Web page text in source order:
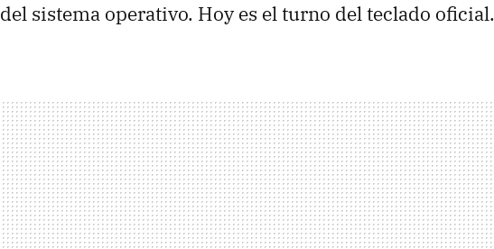
del sistema operativo. Hoy es el turno del teclado oficial.